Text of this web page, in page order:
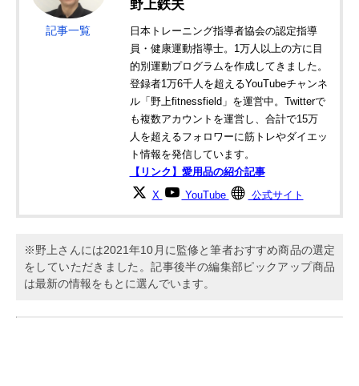
記事一覧
野上鉄夫
日本トレーニング指導者協会の認定指導
員・健康運動指導士。1万人以上の方に目
的別運動プログラムを作成してきました。
登録者1万6千人を超えるYouTubeチャンネ
ル「野上fitnessfield」を運営中。Twitterで
も複数アカウントを運営し、合計で15万
人を超えるフォロワーに筋トレやダイエッ
ト情報を発信しています。
【リンク】愛用品の紹介記事
X YouTube 公式サイト
※野上さんには2021年10月に監修と筆者おすすめ商品の選定
をしていただきました。記事後半の編集部ピックアップ商品
は最新の情報をもとに選んでいます。